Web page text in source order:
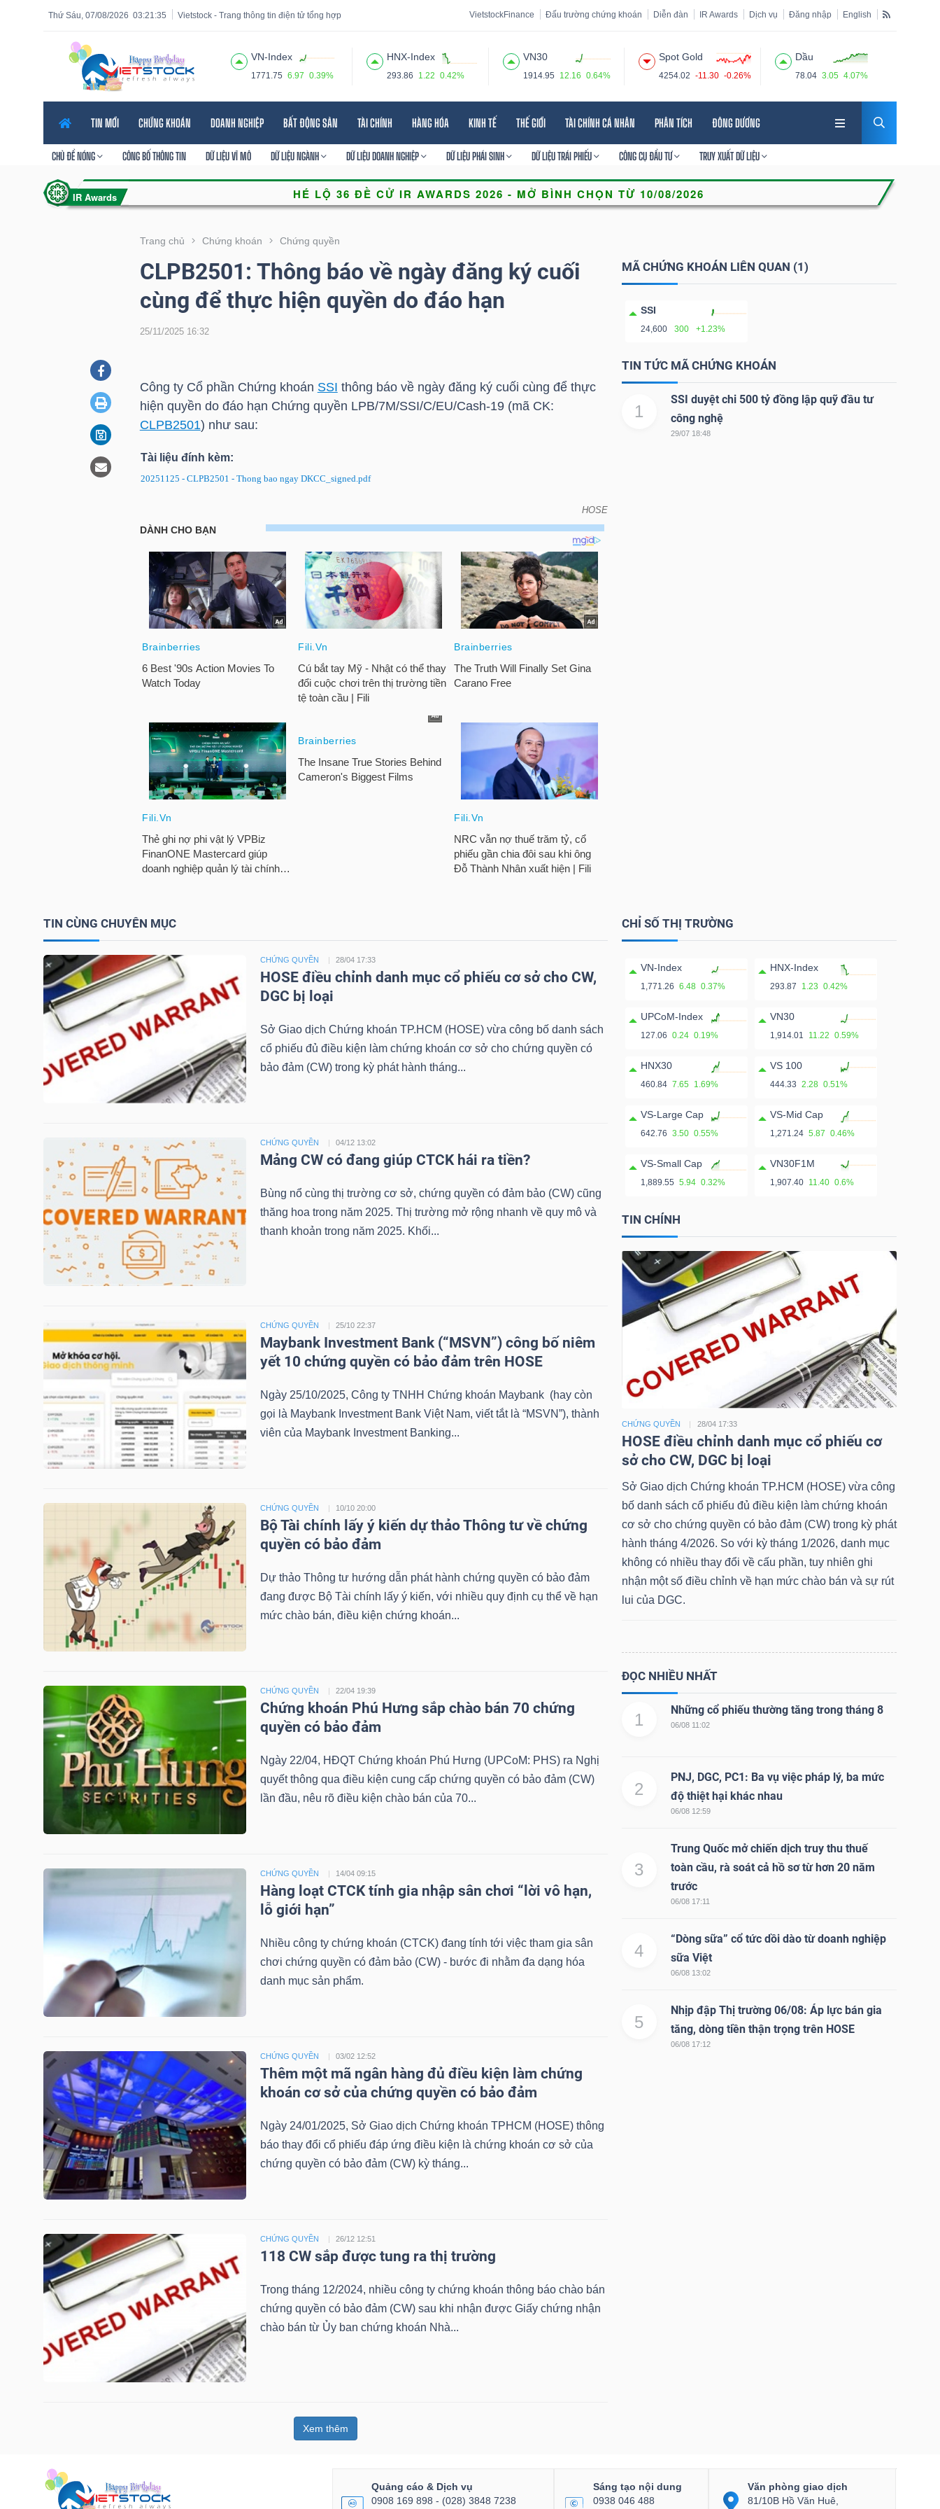
03:21:37
Thứ Sáu, 07/08/2026 Vietstock - Trang thông tin điện tử tổng hợp VietstockFinance Đấu trường chứng khoán Diễn đàn IR Awards Dịch vụ Đăng nhập English
VN-Index
1771.75 6.97 0.39%
HNX-Index
293.86 1.22 0.42%
VN30
1914.95 12.16 0.64%
Spot Gold
4254.02 -11.30 -0.26%
Dầu
78.04 3.05 4.07%
TIN MỚI CHỨNG KHOÁN DOANH NGHIỆP BẤT ĐỘNG SẢN TÀI CHÍNH HÀNG HÓA KINH TẾ THẾ GIỚI TÀI CHÍNH CÁ NHÂN PHÂN TÍCH ĐÔNG DƯƠNG
CHỦ ĐỀ NÓNG CÔNG BỐ THÔNG TIN DỮ LIỆU VĨ MÔ DỮ LIỆU NGÀNH DỮ LIỆU DOANH NGHIỆP DỮ LIỆU PHÁI SINH DỮ LIỆU TRÁI PHIẾU CÔNG CỤ ĐẦU TƯ TRUY XUẤT DỮ LIỆU
Trang chủ Chứng khoán Chứng quyền
CLPB2501: Thông báo về ngày đăng ký cuối
cùng để thực hiện quyền do đáo hạn
25/11/2025 16:32
Công ty Cổ phần Chứng khoán SSI thông báo về ngày đăng ký cuối cùng để thực
hiện quyền do đáo hạn Chứng quyền LPB/7M/SSI/C/EU/Cash-19 (mã CK:
CLPB2501) như sau:
Tài liệu đính kèm:
20251125 - CLPB2501 - Thong bao ngay DKCC_signed.pdf
HOSE
CLPB2501: Thông báo về ngày đăng ký cuối cùng để thực hiện quyền do đáo hạn
MÃ CHỨNG KHOÁN LIÊN QUAN (1)
SSI
24,600 300 +1.23%
TIN TỨC MÃ CHỨNG KHOÁN
1
SSI duyệt chi 500 tỷ đồng lập quỹ đầu tư
công nghệ
29/07 18:48
TIN CÙNG CHUYÊN MỤC
CHỨNG QUYỀN 28/04 17:33
HOSE điều chỉnh danh mục cổ phiếu cơ sở cho CW,
DGC bị loại
Sở Giao dịch Chứng khoán TP.HCM (HOSE) vừa công bố danh sách
cổ phiếu đủ điều kiện làm chứng khoán cơ sở cho chứng quyền có
bảo đảm (CW) trong kỳ phát hành tháng...
CHỨNG QUYỀN 04/12 13:02
Mảng CW có đang giúp CTCK hái ra tiền?
Bùng nổ cùng thị trường cơ sở, chứng quyền có đảm bảo (CW) cũng
thăng hoa trong năm 2025. Thị trường mở rộng nhanh về quy mô và
thanh khoản trong năm 2025. Khối...
CHỨNG QUYỀN 25/10 22:37
Maybank Investment Bank (“MSVN”) công bố niêm
yết 10 chứng quyền có bảo đảm trên HOSE
Ngày 25/10/2025, Công ty TNHH Chứng khoán Maybank (hay còn
gọi là Maybank Investment Bank Việt Nam, viết tắt là “MSVN”), thành
viên của Maybank Investment Banking...
CHỨNG QUYỀN 10/10 20:00
Bộ Tài chính lấy ý kiến dự thảo Thông tư về chứng
quyền có bảo đảm
Dự thảo Thông tư hướng dẫn phát hành chứng quyền có bảo đảm
đang được Bộ Tài chính lấy ý kiến, với nhiều quy định cụ thể về hạn
mức chào bán, điều kiện chứng khoán...
CHỨNG QUYỀN 22/04 19:39
Chứng khoán Phú Hưng sắp chào bán 70 chứng
quyền có bảo đảm
Ngày 22/04, HĐQT Chứng khoán Phú Hưng (UPCoM: PHS) ra Nghị
quyết thông qua điều kiện cung cấp chứng quyền có bảo đảm (CW)
lần đầu, nêu rõ điều kiện chào bán của 70...
CHỨNG QUYỀN 14/04 09:15
Hàng loạt CTCK tính gia nhập sân chơi “lời vô hạn,
lỗ giới hạn”
Nhiều công ty chứng khoán (CTCK) đang tính tới việc tham gia sân
chơi chứng quyền có đảm bảo (CW) - bước đi nhằm đa dạng hóa
danh mục sản phẩm.
CHỨNG QUYỀN 03/02 12:52
Thêm một mã ngân hàng đủ điều kiện làm chứng
khoán cơ sở của chứng quyền có bảo đảm
Ngày 24/01/2025, Sở Giao dịch Chứng khoán TPHCM (HOSE) thông
báo thay đổi cổ phiếu đáp ứng điều kiện là chứng khoán cơ sở của
chứng quyền có bảo đảm (CW) kỳ tháng...
CHỨNG QUYỀN 26/12 12:51
118 CW sắp được tung ra thị trường
Trong tháng 12/2024, nhiều công ty chứng khoán thông báo chào bán
chứng quyền có bảo đảm (CW) sau khi nhận được Giấy chứng nhận
chào bán từ Ủy ban chứng khoán Nhà...
Xem thêm
CHỈ SỐ THỊ TRƯỜNG
VN-Index
1,771.26 6.48 0.37%
HNX-Index
293.87 1.23 0.42%
UPCoM-Index
127.06 0.24 0.19%
VN30
1,914.01 11.22 0.59%
HNX30
460.84 7.65 1.69%
VS 100
444.33 2.28 0.51%
VS-Large Cap
642.76 3.50 0.55%
VS-Mid Cap
1,271.24 5.87 0.46%
VS-Small Cap
1,889.55 5.94 0.32%
VN30F1M
1,907.40 11.40 0.6%
TIN CHÍNH
CHỨNG QUYỀN 28/04 17:33
HOSE điều chỉnh danh mục cổ phiếu cơ
sở cho CW, DGC bị loại
Sở Giao dịch Chứng khoán TP.HCM (HOSE) vừa công
bố danh sách cổ phiếu đủ điều kiện làm chứng khoán
cơ sở cho chứng quyền có bảo đảm (CW) trong kỳ phát
hành tháng 4/2026. So với kỳ tháng 1/2026, danh mục
không có nhiều thay đổi về cấu phần, tuy nhiên ghi
nhận một số điều chỉnh về hạn mức chào bán và sự rút
lui của DGC.
ĐỌC NHIỀU NHẤT
1
Những cổ phiếu thường tăng trong tháng 8
06/08 11:02
2
PNJ, DGC, PC1: Ba vụ việc pháp lý, ba mức
độ thiệt hại khác nhau
06/08 12:59
3
Trung Quốc mở chiến dịch truy thu thuế
toàn cầu, rà soát cả hồ sơ từ hơn 20 năm
trước
06/08 17:11
4
“Dòng sữa” cổ tức dồi dào từ doanh nghiệp
sữa Việt
06/08 13:02
5
Nhịp đập Thị trường 06/08: Áp lực bán gia
tăng, dòng tiền thận trọng trên HOSE
06/08 17:12
Quảng cáo & Dịch vụ
0908 169 898 - (028) 3848 7238
Sáng tạo nội dung
0938 046 488
Văn phòng giao dịch
81/10B Hồ Văn Huê,
Tính năng
năng
VIETSTOCK
CHÍNH
VIETSTOCKFINANCE
DOANH
TRUY
Ngành
SECTOR
NĂNG
LƯỢNG
LIỆU
NGHIỆP
KHÔNG